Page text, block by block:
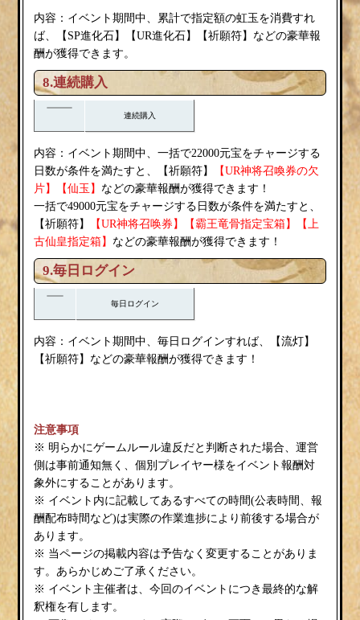
内容：イベント期間中、累計で指定額の虹玉を消費すれ
ば、【SP進化石】【UR進化石】【祈願符】などの豪華報
酬が獲得できます。
8.連続購入
連続購入
内容：イベント期間中、一括で22000元宝をチャージする
日数が条件を満たすと、【祈願符】
【UR神将召喚券の欠
片】【仙玉】 などの豪華報酬が獲得できます！
一括で49000元宝をチャージする日数が条件を満たすと、
【祈願符】
【UR神将召唤券】【霸王竜骨指定宝箱】【上
古仙皇指定箱】 などの豪華報酬が獲得できます！
9.毎日ログイン
毎日ログイン
内容：イベント期間中、毎日ログインすれば、【流灯】
【祈願符】などの豪華報酬が獲得できます！
注意事項
※ 明らかにゲームルール違反だと判断された場合、運営
側は事前通知無く、個別プレイヤー様をイベント報酬対
象外にすることがあります。
※ イベント内に記載してあるすべての時間(公表時間、報
酬配布時間など)は実際の作業進捗により前後する場合が
あります。
※ 当ページの掲載内容は予告なく変更することがありま
す。あらかじめご了承ください。
※ イベント主催者は、今回のイベントにつき最終的な解
釈権を有します。